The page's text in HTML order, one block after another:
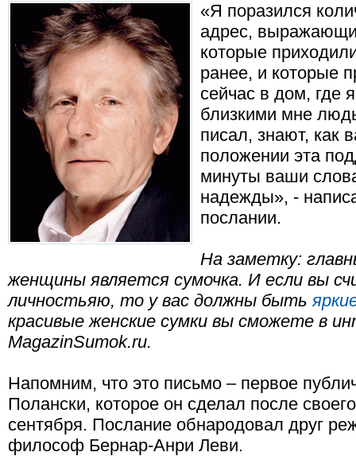
«Я поразился
адрес,
которые
ранее, и которые
сейчас в дом, где
близкими мне
писал, знают, как
положении эта
минуты ваши
надежды», -
послании.
На заметку:
женщины является сумочка. И если вы
личностьяю, то у вас должны быть
красивые женские сумки вы сможете в
MagazinSumok.ru.
Напомним, что это письмо – первое
Полански, которое он сделал после
сентября. Послание обнародовал друг
философ Бернар-Анри Леви.